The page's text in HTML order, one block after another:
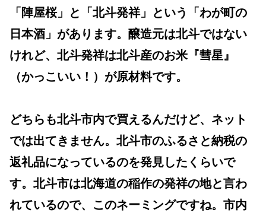
「陣屋桜」と「北斗発祥」という「わが町の
日本酒」があります。醸造元は北斗ではない
けれど、北斗発祥は北斗産のお米『彗星』
（かっこいい！）が原材料です。
どちらも北斗市内で買えるんだけど、ネット
では出てきません。北斗市のふるさと納税の
返礼品になっているのを発見したくらいで
す。北斗市は北海道の稲作の発祥の地と言わ
れているので、このネーミングですね。市内